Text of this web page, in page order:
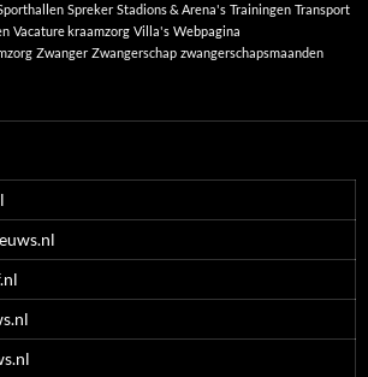
Spreker Stadions & Arena's Trainingen Transport
Vacature kraamzorg Villa's Webpagina
Zwanger Zwangerschap zwangerschapsmaanden